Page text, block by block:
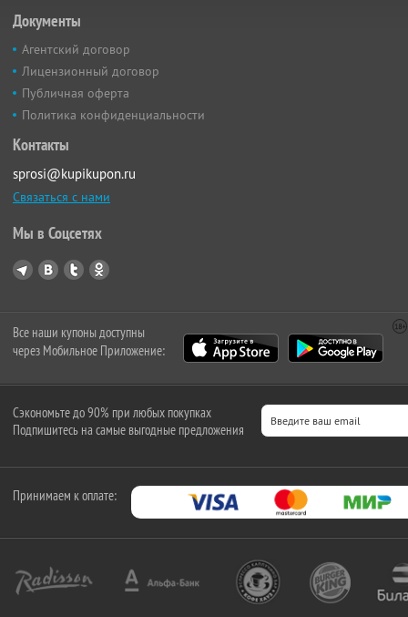
Документы
Агентский договор
Лицензионный договор
Публичная оферта
Политика конфиденциальности
Контакты
sprosi@kupikupon.ru
Связаться с нами
Мы в Соцсетях
Все наши купоны доступны
через Мобильное Приложение:
Сэкономьте до 90% при любых покупках
Подпишитесь на самые выгодные предложения
Принимаем к оплате: